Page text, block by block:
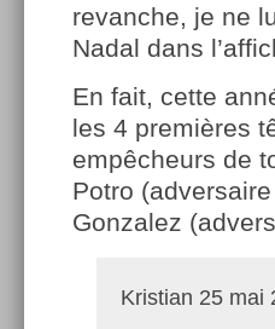
revanche, je ne
Nadal dans
En fait, cette
les 4 premières
empêcheurs de
Potro
Gonzalez
Kristian 25 mai